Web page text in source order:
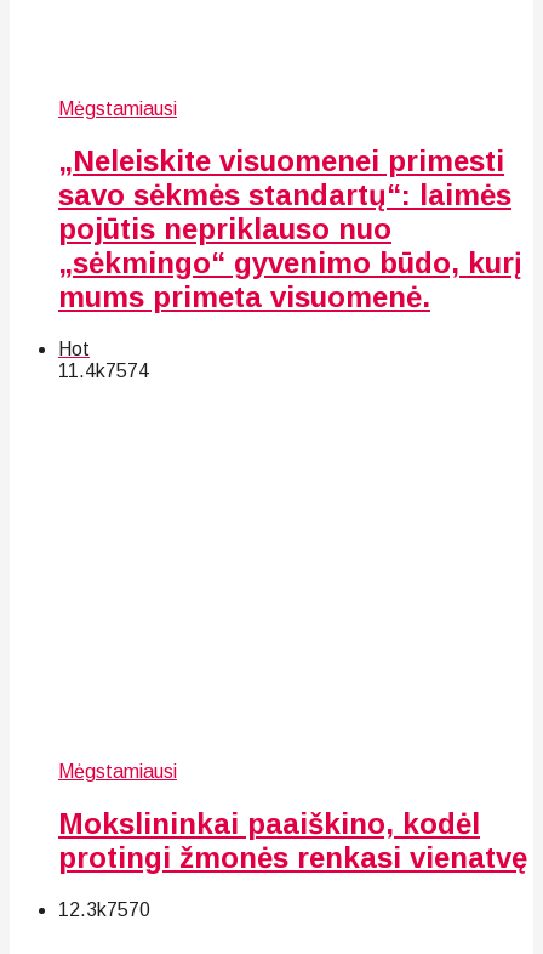
Mėgstamiausi
„Neleiskite visuomenei primesti
savo sėkmės standartų“: laimės
pojūtis nepriklauso nuo
„sėkmingo“ gyvenimo būdo, kurį
mums primeta visuomenė.
Hot
11.4k7574
Mėgstamiausi
Mokslininkai paaiškino, kodėl
protingi žmonės renkasi vienatvę
12.3k7570